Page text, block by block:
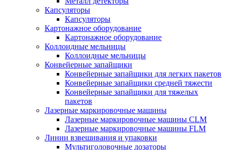
Капсуляторы
Капсуляторы
Картонажное оборудование
Картонажное оборудование
Коллоидные мельницы
Коллоидные мельницы
Конвейерные запайщики
Конвейерные запайщики для легких пакетов
Конвейерные запайщики средней тяжести
Конвейерные запайщики для тяжелых
пакетов
Лазерные маркировочные машины
Лазерные маркировочные машины CLM
Лазерные маркировочные машины FLM
Линии взвешивания и упаковки
Мультиголовочные дозаторы